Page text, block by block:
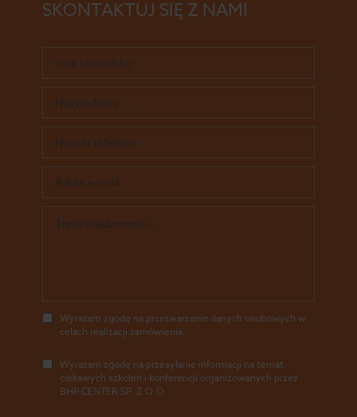
SKONTAKTUJ SIĘ Z NAMI
Wyrażam zgodę na przetwarzanie danych osobowych w
celach realizacji zamówienia
Wyrażam zgodę na przesyłanie informacji na temat
ciekawych szkoleń i konferencji organizowanych przez
BHP CENTER SP. Z O.O.